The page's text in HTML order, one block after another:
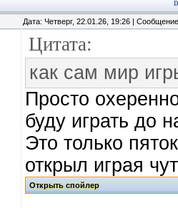
Дата: Четверг, 22.01.26, 19:26 |
Цитата:
как сам мир
Просто
буду играть до
Это только
открыл играя